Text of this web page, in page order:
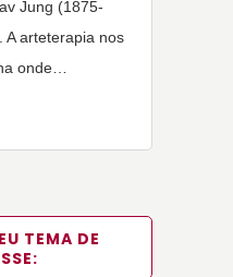
Jung (1875-
A arteterapia nos
onde…
TEMA DE